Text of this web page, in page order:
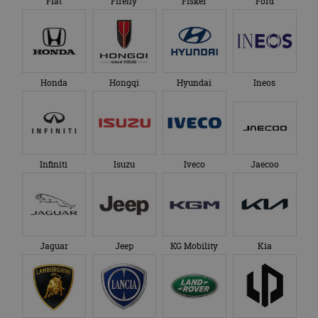
Honda Hongqi Hyundai Ineos
Infiniti Isuzu Iveco Jaecoo
Jaguar Jeep KG Mobility Kia